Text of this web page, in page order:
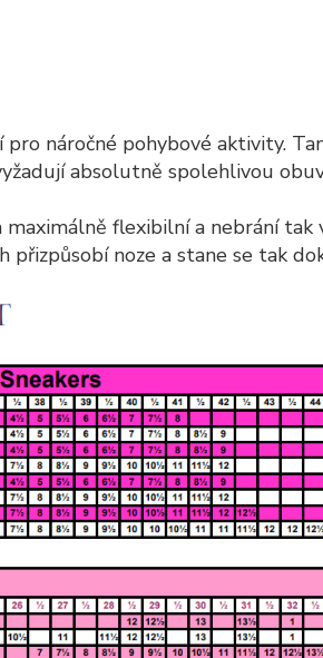
náročné pohybové aktivity.
absolutně spolehlivou
flexibilní a nebrání tak
noze a stane se tak